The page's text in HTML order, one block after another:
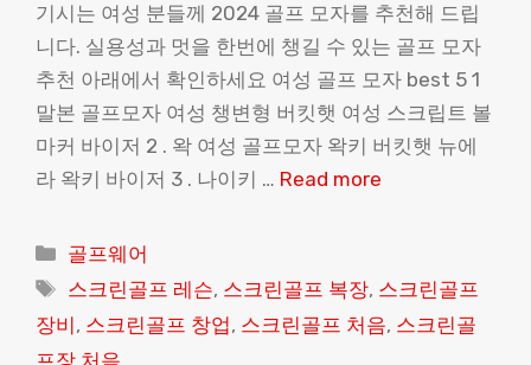
기시는 여성 분들께 2024 골프 모자를 추천해 드립
니다. 실용성과 멋을 한번에 챙길 수 있는 골프 모자
추천 아래에서 확인하세요 여성 골프 모자 best 5 1
말본 골프모자 여성 챙변형 버킷햇 여성 스크립트 볼
마커 바이저 2 . 왁 여성 골프모자 왁키 버킷햇 뉴에
라 왁키 바이저 3 . 나이키 … Read more
Categories
골프웨어
Tags
스크린골프 레슨, 스크린골프 복장, 스크린골프
장비 , 스크린골프 창업, 스크린골프 처음, 스크린골